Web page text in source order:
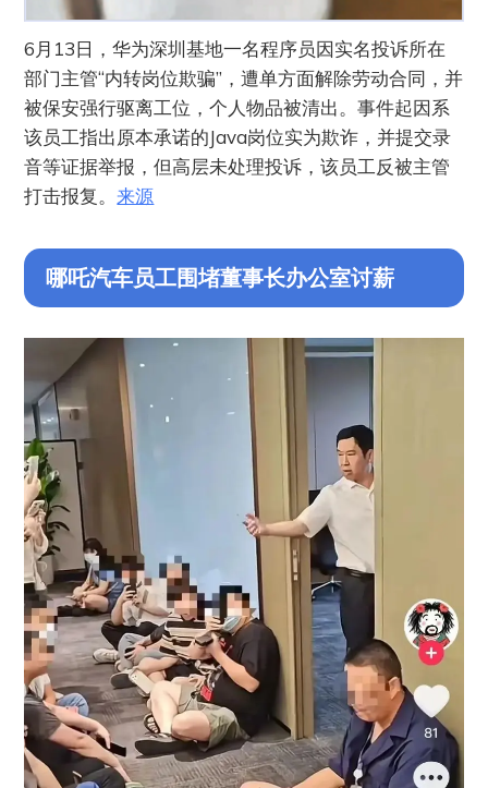
6月13日，华为深圳基地一名程序员因实名投诉所在
部门主管“内转岗位欺骗”，遭单方面解除劳动合同，并
被保安强行驱离工位，个人物品被清出。事件起因系
该员工指出原本承诺的Java岗位实为欺诈，并提交录
音等证据举报，但高层未处理投诉，该员工反被主管
打击报复。来源
哪吒汽车员工围堵董事长办公室讨薪